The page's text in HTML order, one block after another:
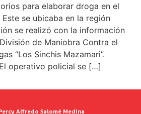
para elaborar droga en el
se ubicaba en la región
se realizó con la información
de Maniobra Contra el
“Los Sinchis Mazamari”.
operativo policial se […]
Alfredo Salomé Medina